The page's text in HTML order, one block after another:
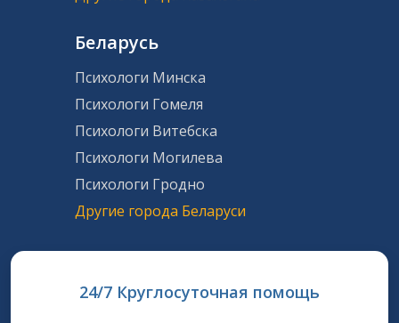
Беларусь
Психологи Минска
Психологи Гомеля
Психологи Витебска
Психологи Могилева
Психологи Гродно
Другие города Беларуси
24/7 Круглосуточная помощь